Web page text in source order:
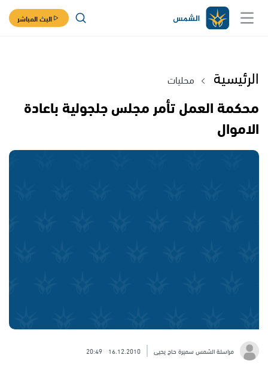
البث المباشر
الرئيسية محليات
محكمة العمل تأمر مجلس جلجولية باعادة
الاموال
مراسلة الشمس سميرة حاج يحيى 16.12.2010
20:49